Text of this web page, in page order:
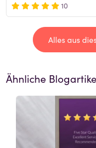
10
Alles aus
Ähnliche